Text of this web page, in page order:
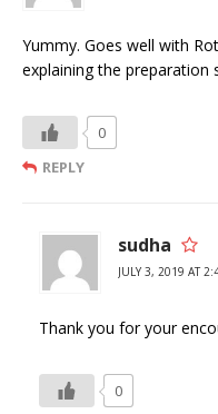
Yummy. Goes well with
explaining the preparation
0
REPLY
sudha
JULY 3, 2019 AT
Thank you for your
0